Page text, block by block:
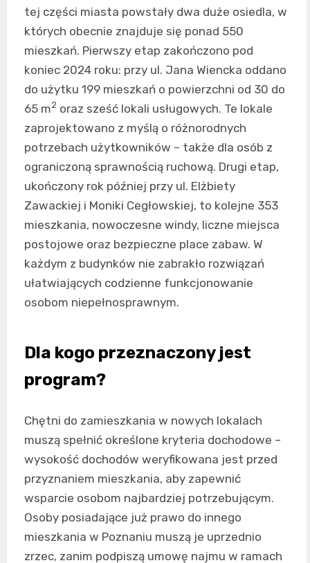
tej części miasta powstały dwa duże osiedla, w
których obecnie znajduje się ponad 550
mieszkań. Pierwszy etap zakończono pod
koniec 2024 roku: przy ul. Jana Wiencka oddano
do użytku 199 mieszkań o powierzchni od 30 do
65 m2 oraz sześć lokali usługowych. Te lokale
zaprojektowano z myślą o różnorodnych
potrzebach użytkowników – także dla osób z
ograniczoną sprawnością ruchową. Drugi etap,
ukończony rok później przy ul. Elżbiety
Zawackiej i Moniki Cegłowskiej, to kolejne 353
mieszkania, nowoczesne windy, liczne miejsca
postojowe oraz bezpieczne place zabaw. W
każdym z budynków nie zabrakło rozwiązań
ułatwiających codzienne funkcjonowanie
osobom niepełnosprawnym.
Dla kogo przeznaczony jest
program?
Chętni do zamieszkania w nowych lokalach
muszą spełnić określone kryteria dochodowe –
wysokość dochodów weryfikowana jest przed
przyznaniem mieszkania, aby zapewnić
wsparcie osobom najbardziej potrzebującym.
Osoby posiadające już prawo do innego
mieszkania w Poznaniu muszą je uprzednio
zrzec, zanim podpiszą umowę najmu w ramach